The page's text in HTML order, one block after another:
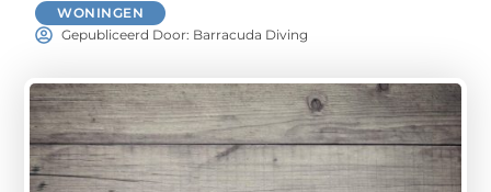
WONINGEN
Gepubliceerd Door: Barracuda Diving